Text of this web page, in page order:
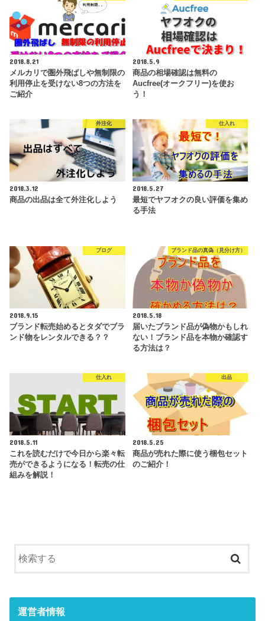
2018.8.21
メルカリで圏外飛ばしや無制限の
利用停止を受けない8つの方法を
ご紹介
2018.5.9
商品の相場確認は無料の
Aucfree(オークフリー)を使お
う！
外注化
2018.3.12
商品の出品は全て外注化しよう
仕入れ
2018.5.27
最短でヤフオクの良い評価を集め
る手法
ブログ
2018.9.15
ブランド転売始めるとタダでブラ
ンド物をレンタルできる？？
ブランド品の真偽（見分け方）
2018.5.18
届いたブランド品が偽物かもしれ
ない！ブランド品を本物か確認す
る方法は？
仕入れ
2018.5.11
これを読むだけで今日から楽々転
売ができるようになる！転売の仕
組みを解説！
出品
2018.5.25
商品が売れた際に使う梱包セット
のご紹介！
運営者情報